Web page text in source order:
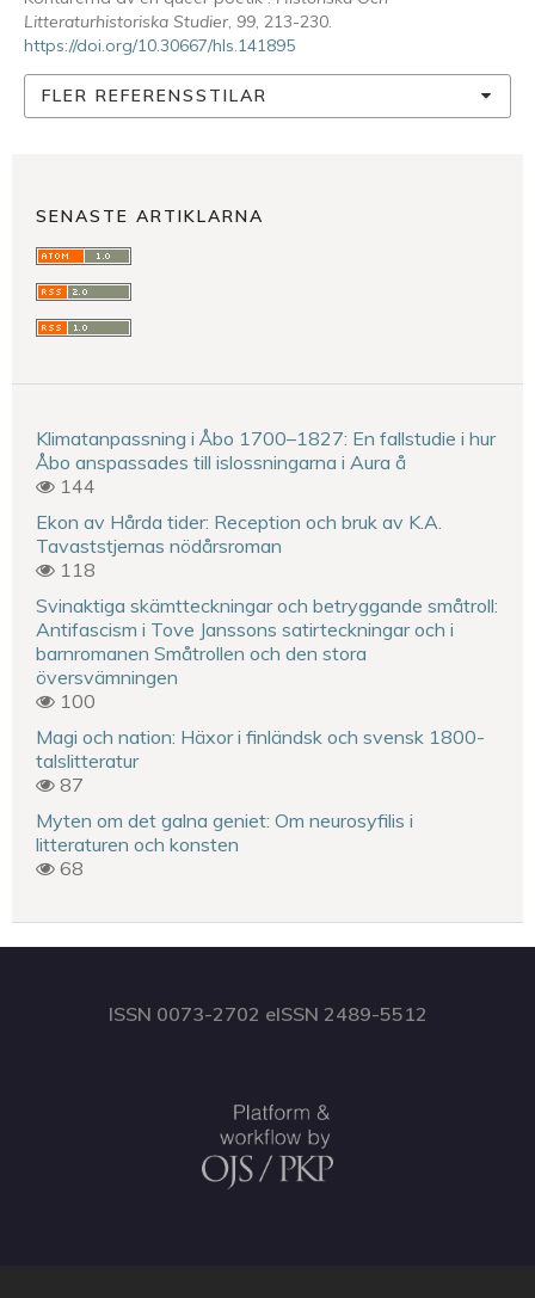
Litteraturhistoriska Studier, 99, 213-230.
https://doi.org/10.30667/hls.141895
FLER REFERENSSTILAR
SENASTE ARTIKLARNA
Klimatanpassning i Åbo 1700–1827: En fallstudie i hur
Åbo anspassades till islossningarna i Aura å
144
Ekon av Hårda tider: Reception och bruk av K.A.
Tavaststjernas nödårsroman
118
Svinaktiga skämtteckningar och betryggande småtroll:
Antifascism i Tove Janssons satirteckningar och i
barnromanen Småtrollen och den stora
översvämningen
100
Magi och nation: Häxor i finländsk och svensk 1800-
talslitteratur
87
Myten om det galna geniet: Om neurosyfilis i
litteraturen och konsten
68
ISSN 0073-2702 eISSN 2489-5512